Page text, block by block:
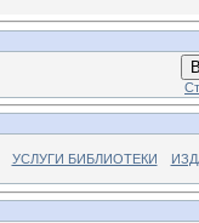
УСЛУГИ БИБЛИОТЕКИ